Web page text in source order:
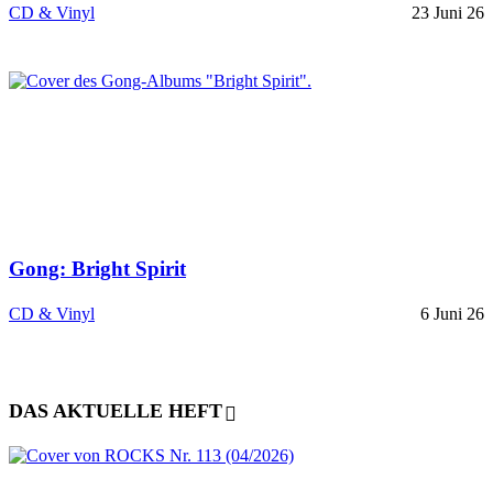
CD & Vinyl 23 Juni 26
Gong: Bright Spirit
CD & Vinyl 6 Juni 26
DAS AKTUELLE HEFT